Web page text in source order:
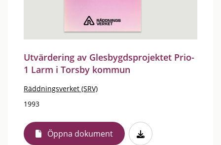
Utvärdering av Glesbygdsprojektet Prio-
1 Larm i Torsby kommun
Räddningsverket (SRV)
1993
Öppna dokument